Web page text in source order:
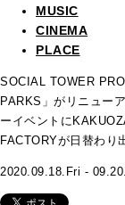
MUSIC
CINEMA
PLACE
SOCIAL TOWER
PARKS」がリニュー
ーイベントに
FACTORYが日替わり
2020.09.18.Fri -